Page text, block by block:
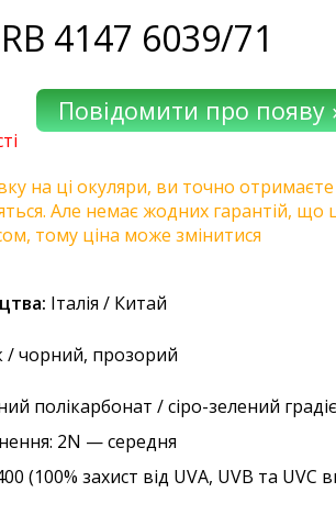
RB 4147 6039/71
на ці окуляри, ви точно
Але немає жодних гарантій, що
тому ціна може змінитися
Італія / Китай
/ чорний, прозорий
полікарбонат / сіро-зелений
: 2N — середня
(100% захист від UVA, UVB та